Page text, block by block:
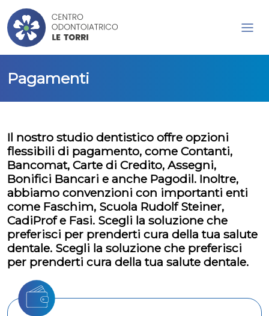
Pagamenti
Il nostro studio dentistico offre opzioni
flessibili di pagamento, come Contanti,
Bancomat, Carte di Credito, Assegni,
Bonifici Bancari e anche Pagodil. Inoltre,
abbiamo convenzioni con importanti enti
come Faschim, Scuola Rudolf Steiner,
CadiProf e Fasi. Scegli la soluzione che
preferisci per prenderti cura della tua salute
dentale. Scegli la soluzione che preferisci
per prenderti cura della tua salute dentale.